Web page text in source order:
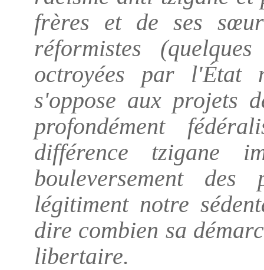
frères et de ses
réformistes
octroyées par l'État
s'oppose aux projets
profondément
différence tzigane
bouleversement
légitiment notre
dire combien sa
libertaire.